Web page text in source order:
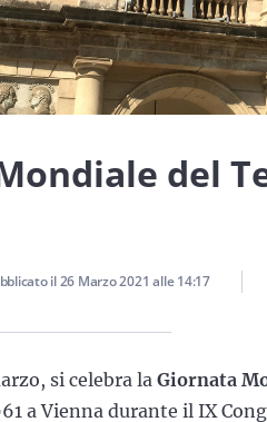
del
il26 Marzo 2021 alle14:17
si celebra la Giornata
a Vienna durante il IX